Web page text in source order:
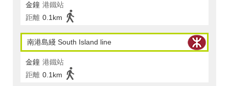
金鐘 港鐵站
距離 0.1km
南港島綫 South Island line
金鐘 港鐵站
距離 0.1km